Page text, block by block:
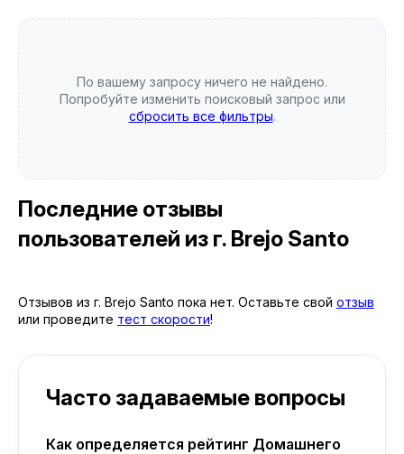
По вашему запросу ничего не найдено.
Попробуйте изменить поисковый запрос или
сбросить все фильтры.
Последние отзывы
пользователей из г. Brejo Santo
Отзывов из г. Brejo Santo пока нет. Оставьте свой отзыв
или проведите тест скорости!
Часто задаваемые вопросы
Как определяется рейтинг Домашнего